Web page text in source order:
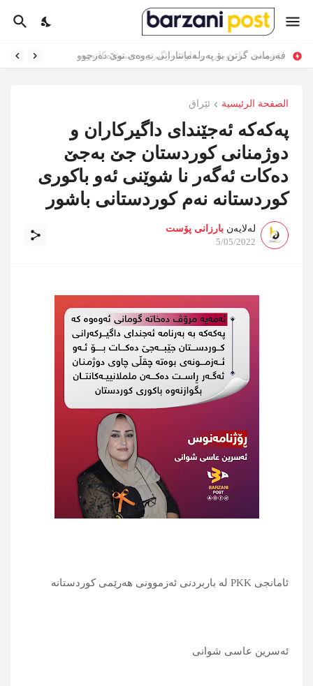
فەرمانی گرتن بۆ پەرلەمانتارانی نەوەی نوێ دەرچوو
الصفحة الرئيسية ئێراق
پەکەکە ئەجێندای داگیرکاران و
دوژمنانی کوردستان جێ بەجێ
دەکات ئەگەر نا شوێنی ئەو باکوری
کوردستانە نەم کوردستانی باشور
لەلایەن بارزانی پۆست
5/05/2022
ئامانجی PKK لە باربردنی ئەزموونی هەرێمی کوردستانە
ئەسرین عاسی شوانی